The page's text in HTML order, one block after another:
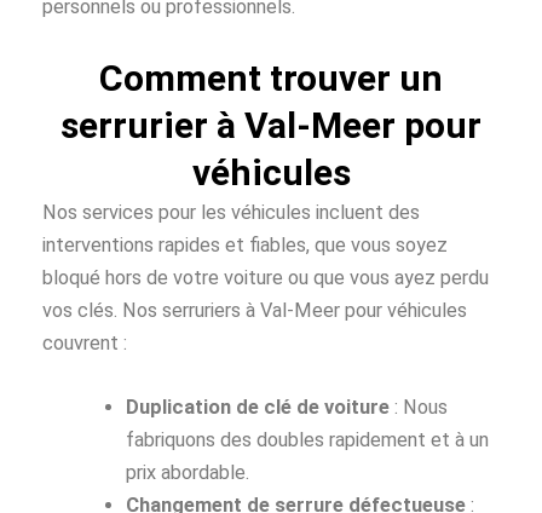
personnels ou professionnels.
Comment trouver un
serrurier à Val-Meer pour
véhicules
Nos services pour les véhicules incluent des
interventions rapides et fiables, que vous soyez
bloqué hors de votre voiture ou que vous ayez perdu
vos clés. Nos serruriers à Val-Meer pour véhicules
couvrent :
Duplication de clé de voiture : Nous
fabriquons des doubles rapidement et à un
prix abordable.
Changement de serrure défectueuse :